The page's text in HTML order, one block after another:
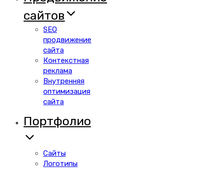
сайтов
SEO
продвижение
сайта
Контекстная
реклама
Внутренняя
оптимизация
сайта
Портфолио
Сайты
Логотипы